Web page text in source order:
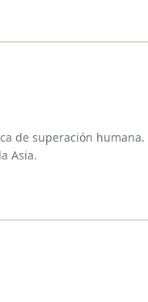
de superación
Asia.